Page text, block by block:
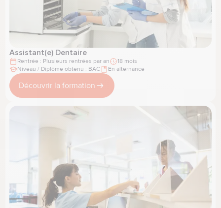
Assistant(e) Dentaire
Rentrée : Plusieurs rentrées par an
18 mois
Niveau / Diplôme obtenu : BAC
En alternance
Découvrir la formation